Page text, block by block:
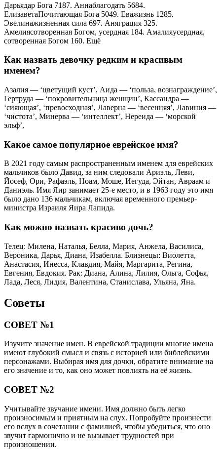
Дарьядар Бога 7187. Аннаблагодать 5684.
ЕлизаветаПочитающая Бога 5049. Еважизнь 1285.
Эвелинажизненная сила 697. Аняграция 325.
Амелиясотворенная Богом, усердная 184. Амалияусердная,
сотворенная Богом 160. Ещё
Как назвать девочку редким и красивым
именем?
Азалия — ‘цветущий куст’, Аида — ‘польза, вознаграждение’,
Гертруда — ‘покровительница женщин’, Кассандра —
‘сияющая’, ‘превосходная’, Лаверна — ‘весенняя’, Лавиния —
‘чистота’, Минерва — ‘интеллект’, Нереида — ‘морской
эльф’,
Какое самое популярное еврейское имя?
В 2021 году самым распространенным именем для еврейских
мальчиков было Давид, за ним следовали Ариэль, Леви,
Йосеф, Ори, Рафаэль, Ноам, Моше, Иегуда, Эйтан, Авраам и
Даниэль. Имя Яир занимает 25-е место, и в 1963 году это имя
было дано 136 мальчикам, включая временного премьер-
министра Израиля Яира Лапида.
Как можно назвать красиво дочь?
Телец: Милена, Наталья, Белла, Мария, Анжела, Василиса,
Вероника, Дарья, Диана, Изабелла. Близнецы: Виолетта,
Анастасия, Инесса, Клавдия, Майя, Маргарита, Регина,
Евгения, Евдокия. Рак: Диана, Алина, Лилия, Ольга, Софья,
Лада, Леся, Лидия, Валентина, Станислава, Ульяна, Яна.
Советы
СОВЕТ №1
Изучите значение имен. В еврейской традиции многие имена
имеют глубокий смысл и связь с историей или библейскими
персонажами. Выбирая имя для дочки, обратите внимание на
его значение и то, как оно может повлиять на её жизнь.
СОВЕТ №2
Учитывайте звучание имени. Имя должно быть легко
произносимым и приятным на слух. Попробуйте произнести
его вслух в сочетании с фамилией, чтобы убедиться, что оно
звучит гармонично и не вызывает трудностей при
произношении.